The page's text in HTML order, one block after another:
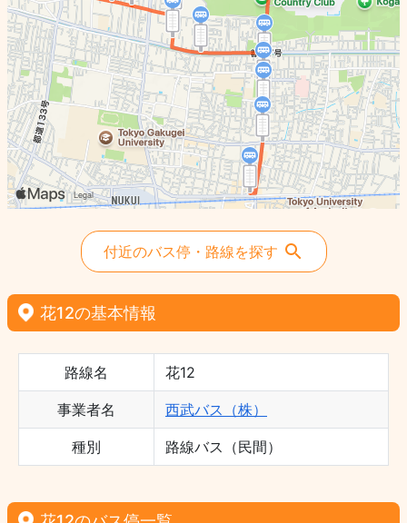
付近のバス停・路線を探す
花12の基本情報
路線名 花12
事業者名 西武バス（株）
種別 路線バス（民間）